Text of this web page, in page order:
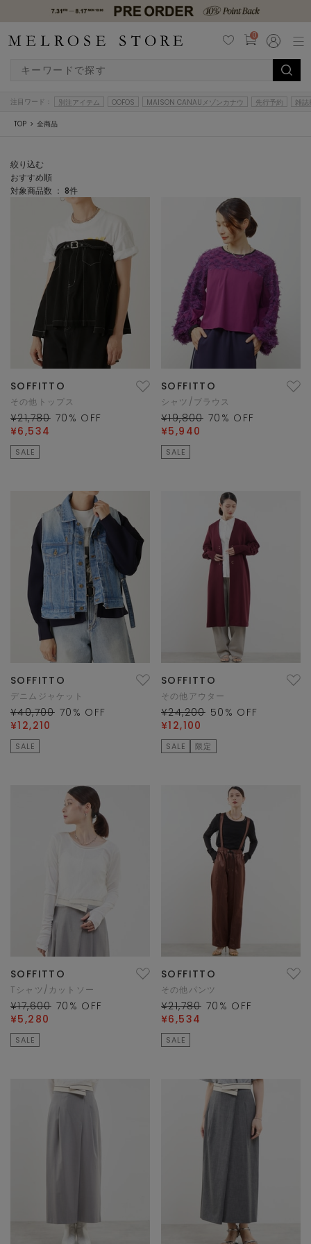
0
注目ワード： 別注アイテム OOFOS MAISON CANAUメゾンカナウ 先行予約 雑誌
TOP 全商品
絞り込む
おすすめ順
対象商品数 ： 8件
SOFFITTO
その他トップス
¥21,780 70 % OFF
¥6,534
SALE
SOFFITTO
シャツ/ブラウス
¥19,800 70 % OFF
¥5,940
SALE
SOFFITTO
デニムジャケット
¥40,700 70 % OFF
¥12,210
SALE
SOFFITTO
その他アウター
¥24,200 50 % OFF
¥12,100
SALE 限定
SOFFITTO
Tシャツ/カットソー
¥17,600 70 % OFF
¥5,280
SALE
SOFFITTO
その他パンツ
¥21,780 70 % OFF
¥6,534
SALE